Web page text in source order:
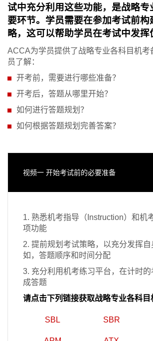
试中充分利用这些功能，是战略专
要环节。学员需要在参加考试前构
略，这可以帮助学员在考试中发挥
ACCA为学员提供了战略专业各科目机考
员了解：
开考前，需要进行哪些准备？
开考后，答题从哪里开始？
如何进行答题规划？
如何根据答题规划完善答案？
视频一 开始考试前的必要准备
1. 熟悉机考指导（Instruction）和机
项功能
2. 提前规划考试策略，以充分发挥自
如，答题顺序和时间分配
3. 充分利用机考练习平台，在计时
成答题
请点击下列链接获取战略专业各科目
SBL SBR